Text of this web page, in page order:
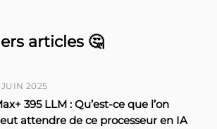
articles 🤔
2025
395 LLM : Qu’est-ce que l’on
attendre de ce processeur en IA